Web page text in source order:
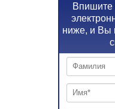
ниже, и Вы